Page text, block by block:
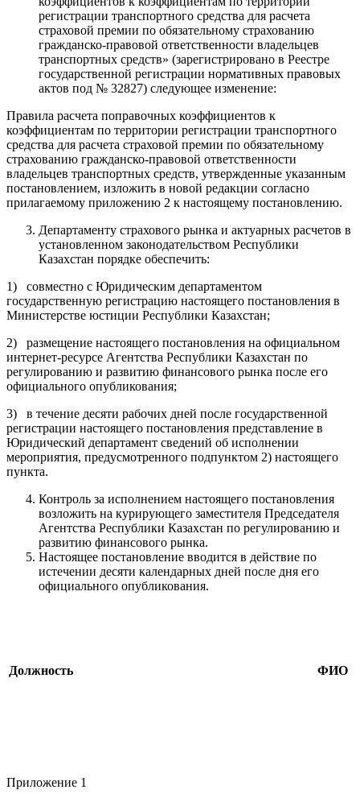
регистрации транспортного средства для расчета
страховой премии по обязательному страхованию
гражданско-правовой ответственности владельцев
транспортных средств» (зарегистрировано в Реестре
государственной регистрации нормативных правовых
актов под № 32827) следующее изменение:
Правила расчета поправочных коэффициентов к
коэффициентам по территории регистрации транспортного
средства для расчета страховой премии по обязательному
страхованию гражданско-правовой ответственности
владельцев транспортных средств, утвержденные указанным
постановлением, изложить в новой редакции согласно
прилагаемому приложению 2 к настоящему постановлению.
Департаменту страхового рынка и актуарных расчетов в
установленном законодательством Республики
Казахстан порядке обеспечить:
1) совместно с Юридическим департаментом
государственную регистрацию настоящего постановления в
Министерстве юстиции Республики Казахстан;
2) размещение настоящего постановления на официальном
интернет-ресурсе Агентства Республики Казахстан по
регулированию и развитию финансового рынка после его
официального опубликования;
3) в течение десяти рабочих дней после государственной
регистрации настоящего постановления представление в
Юридический департамент сведений об исполнении
мероприятия, предусмотренного подпунктом 2) настоящего
пункта.
Контроль за исполнением настоящего постановления
возложить на курирующего заместителя Председателя
Агентства Республики Казахстан по регулированию и
развитию финансового рынка.
Настоящее постановление вводится в действие по
истечении десяти календарных дней после дня его
официального опубликования.
Должность ФИО
Приложение 1